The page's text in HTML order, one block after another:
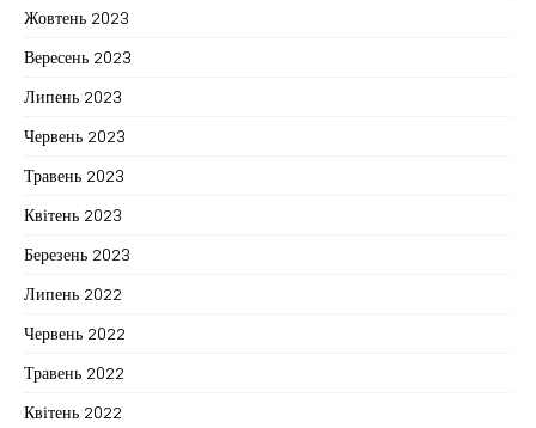
Жовтень 2023
Вересень 2023
Липень 2023
Червень 2023
Травень 2023
Квітень 2023
Березень 2023
Липень 2022
Червень 2022
Травень 2022
Квітень 2022